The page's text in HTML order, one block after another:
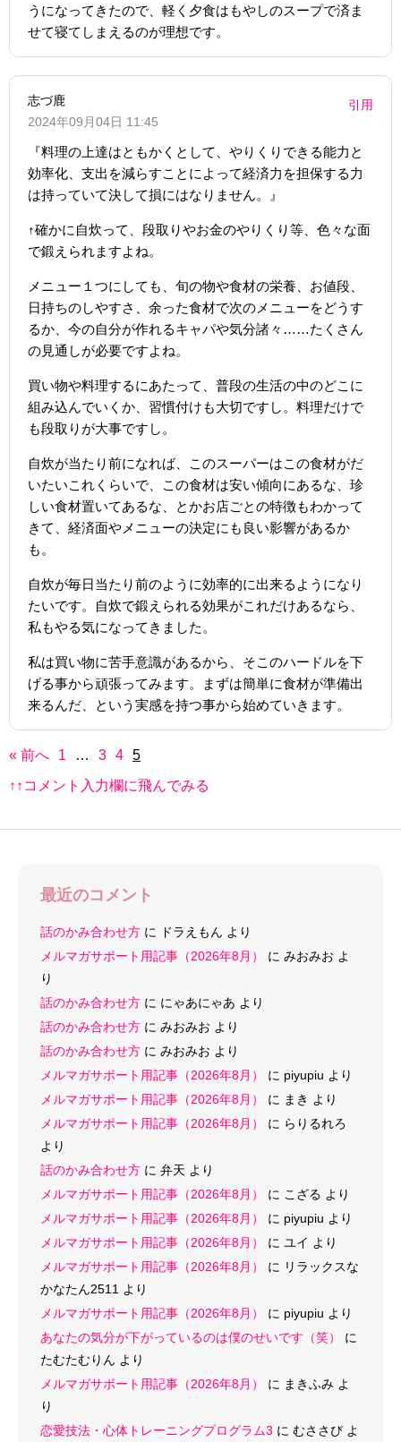
うになってきたので、軽く夕食はもやしのスープで済ま
せて寝てしまえるのが理想です。
志づ鹿
2024年09月04日 11:45
引用
『料理の上達はともかくとして、やりくりできる能力と
効率化、支出を減らすことによって経済力を担保する力
は持っていて決して損にはなりません。』
↑確かに自炊って、段取りやお金のやりくり等、色々な面
で鍛えられますよね。
メニュー１つにしても、旬の物や食材の栄養、お値段、
日持ちのしやすさ、余った食材で次のメニューをどうす
るか、今の自分が作れるキャパや気分諸々……たくさん
の見通しが必要ですよね。
買い物や料理するにあたって、普段の生活の中のどこに
組み込んでいくか、習慣付けも大切ですし。料理だけで
も段取りが大事ですし。
自炊が当たり前になれば、このスーパーはこの食材がだ
いたいこれくらいで、この食材は安い傾向にあるな、珍
しい食材置いてあるな、とかお店ごとの特徴もわかって
きて、経済面やメニューの決定にも良い影響があるか
も。
自炊が毎日当たり前のように効率的に出来るようになり
たいです。自炊で鍛えられる効果がこれだけあるなら、
私もやる気になってきました。
私は買い物に苦手意識があるから、そこのハードルを下
げる事から頑張ってみます。まずは簡単に食材が準備出
来るんだ、という実感を持つ事から始めていきます。
« 前へ 1 … 3 4 5
↑↑コメント入力欄に飛んでみる
最近のコメント
話のかみ合わせ方 に ドラえもん より
メルマガサポート用記事（2026年8月）
に みおみお よ
り
話のかみ合わせ方 に にゃあにゃあ より
話のかみ合わせ方 に みおみお より
話のかみ合わせ方 に みおみお より
メルマガサポート用記事（2026年8月）
に piyupiu より
メルマガサポート用記事（2026年8月）
に まき より
メルマガサポート用記事（2026年8月）
に らりるれろ
より
話のかみ合わせ方 に 弁天 より
メルマガサポート用記事（2026年8月）
に こざる より
メルマガサポート用記事（2026年8月）
に piyupiu より
メルマガサポート用記事（2026年8月）
に ユイ より
メルマガサポート用記事（2026年8月）
に リラックスな
かなたん2511 より
メルマガサポート用記事（2026年8月）
に piyupiu より
あなたの気分が下がっているのは僕のせいです（笑）
に
たむたむりん より
メルマガサポート用記事（2026年8月）
に まきふみ よ
り
恋愛技法・心体トレーニングプログラム3 に むささび よ